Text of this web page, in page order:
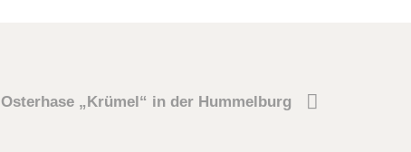
Osterhase „Krümel“ in der Hummelburg